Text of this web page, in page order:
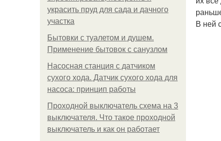
украсить пруд для сада и дачного
участка
Бытовки с туалетом и душем.
Применение бытовок с санузлом
Насосная станция с датчиком
сухого хода. Датчик сухого хода для
насоса: принцип работы
Проходной выключатель схема на 3
выключателя. Что такое проходной
выключатель и как он работает
В ней